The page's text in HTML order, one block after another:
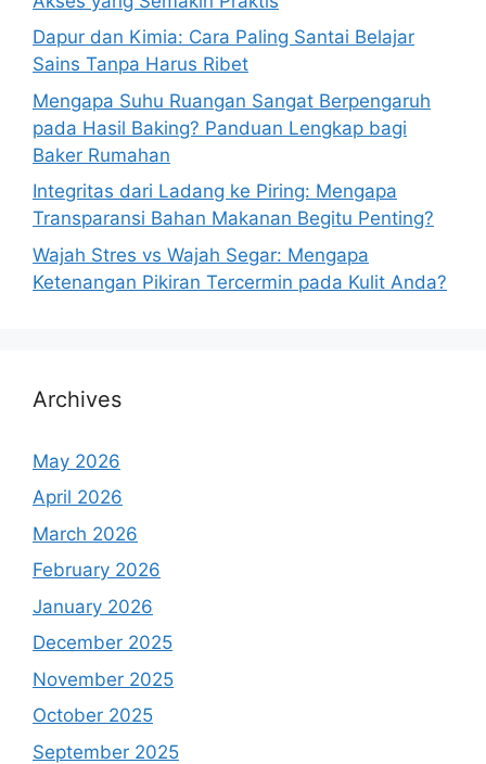
Dapur dan Kimia: Cara Paling Santai Belajar
Sains Tanpa Harus Ribet
Mengapa Suhu Ruangan Sangat Berpengaruh
pada Hasil Baking? Panduan Lengkap bagi
Baker Rumahan
Integritas dari Ladang ke Piring: Mengapa
Transparansi Bahan Makanan Begitu Penting?
Wajah Stres vs Wajah Segar: Mengapa
Ketenangan Pikiran Tercermin pada Kulit Anda?
Archives
May 2026
April 2026
March 2026
February 2026
January 2026
December 2025
November 2025
October 2025
September 2025